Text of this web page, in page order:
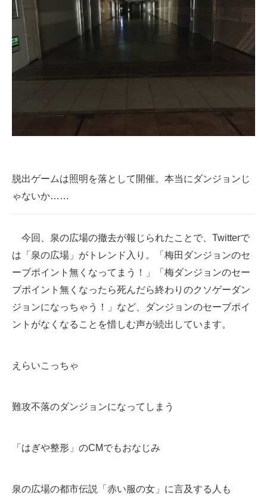
脱出ゲームは照明を落として開催。本当にダンジョンじ
ゃないか……
今回、泉の広場の撤去が報じられたことで、Twitterで
は「泉の広場」がトレンド入り。「梅田ダンジョンのセ
ーブポイント無くなってまう！」「梅ダンジョンのセー
ブポイント無くなったら死んだら終わりのクソゲーダン
ジョンになっちゃう！」など、ダンジョンのセーブポイ
ントがなくなることを惜しむ声が続出しています。
えらいこっちゃ
難攻不落のダンジョンになってしまう
「はぎや整形」のCMでもおなじみ
泉の広場の都市伝説「赤い服の女」に言及する人も